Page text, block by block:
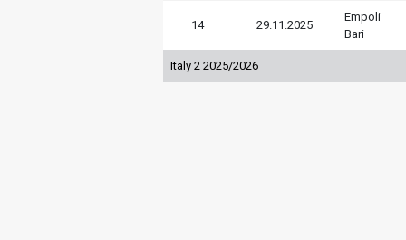
14 29.11.2025
Empoli
Bari
Italy 2 2025/2026